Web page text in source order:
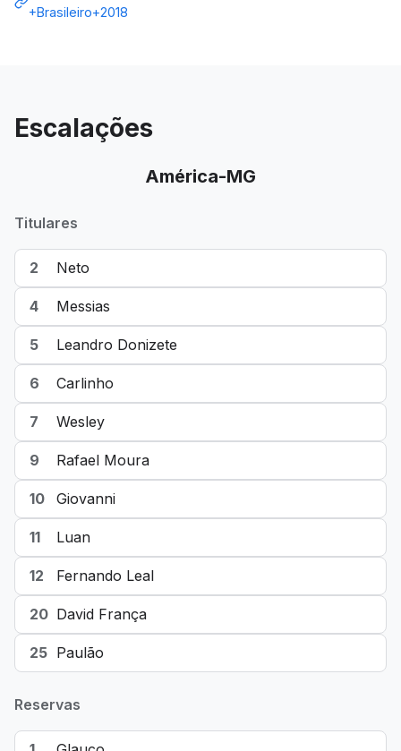
+Brasileiro+2018
Escalações
América-MG
Titulares
2 Neto
4 Messias
5 Leandro Donizete
6 Carlinho
7 Wesley
9 Rafael Moura
10 Giovanni
11 Luan
12 Fernando Leal
20 David França
25 Paulão
Reservas